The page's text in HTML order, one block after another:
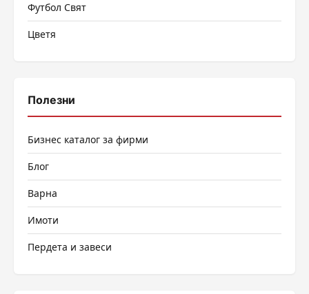
Футбол Свят
Цветя
Полезни
Бизнес каталог за фирми
Блог
Варна
Имоти
Пердета и завеси